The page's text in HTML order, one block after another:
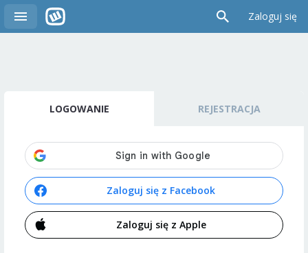
Zaloguj się
LOGOWANIE REJESTRACJA
Zaloguj się z Facebook
Zaloguj się z Apple